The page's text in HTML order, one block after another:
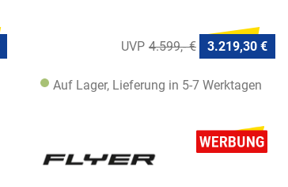
4.599,- € 3.219,30 €
Auf Lager, Lieferung in 5-7 Werktagen